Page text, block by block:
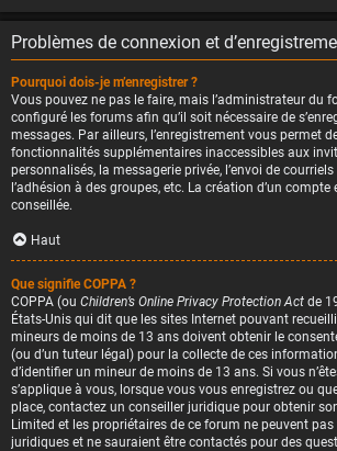
Problèmes de connexion et
Pourquoi dois-je m’enregistrer ?
Vous pouvez ne pas le faire, mais l’administrateur du
configuré les forums afin qu’il soit nécessaire de
messages. Par ailleurs, l’enregistrement vous permet
fonctionnalités supplémentaires inaccessibles aux
personnalisés, la messagerie privée, l’envoi de
l’adhésion à des groupes, etc. La création d’un
conseillée.
Haut
Que signifie COPPA ?
COPPA (ou Children’s Online Privacy Protection Act de
États-Unis qui dit que les sites Internet pouvant
mineurs de moins de 13 ans doivent obtenir le
(ou d’un tuteur légal) pour la collecte de ces
d’identifier un mineur de moins de 13 ans. Si vous
s’applique à vous, lorsque vous vous enregistrez ou
place, contactez un conseiller juridique pour obtenir
Limited et les propriétaires de ce forum ne peuvent
juridiques et ne sauraient être contactés pour des